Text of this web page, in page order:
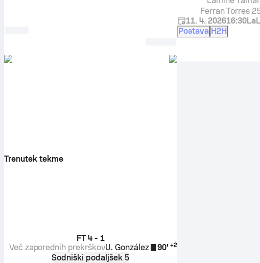
Ferran Torres
11. 4. 202616:30
Trenutek tekme
FT 4 - 1
90' +2
U. González
Več zaporednih prekrškov
Sodniški podaljšek 5
Postava H2H